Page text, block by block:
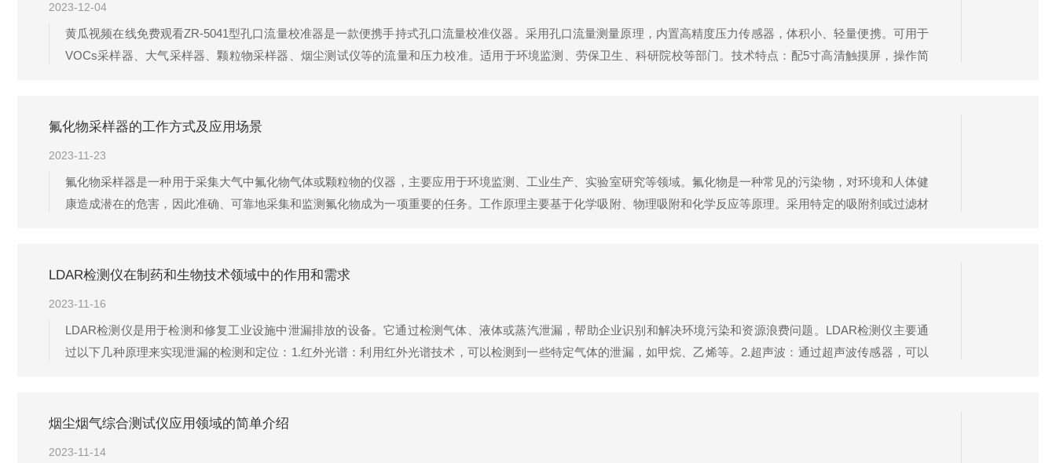
2023-12-04
黄瓜视频在线免费观看ZR-5041型孔口流量校准器是一款便携手持式孔口流量校准仪器。采用孔口流量测量原理，内置高精度压力传感器，体积小、轻量便携。可用于
VOCs采样器、大气采样器、颗粒物采样器、烟尘测试仪等的流量和压力校准。适用于环境监测、劳保卫生、科研院校等部门。技术特点：配5寸高清触摸屏，操作简
氟化物采样器的工作方式及应用场景
2023-11-23
氟化物采样器是一种用于采集大气中氟化物气体或颗粒物的仪器，主要应用于环境监测、工业生产、实验室研究等领域。氟化物是一种常见的污染物，对环境和人体健
康造成潜在的危害，因此准确、可靠地采集和监测氟化物成为一项重要的任务。工作原理主要基于化学吸附、物理吸附和化学反应等原理。采用特定的吸附剂或过滤材
LDAR检测仪在制药和生物技术领域中的作用和需求
2023-11-16
LDAR检测仪是用于检测和修复工业设施中泄漏排放的设备。它通过检测气体、液体或蒸汽泄漏，帮助企业识别和解决环境污染和资源浪费问题。LDAR检测仪主要通
过以下几种原理来实现泄漏的检测和定位：1.红外光谱：利用红外光谱技术，可以检测到一些特定气体的泄漏，如甲烷、乙烯等。2.超声波：通过超声波传感器，可以
烟尘烟气综合测试仪应用领域的简单介绍
2023-11-14